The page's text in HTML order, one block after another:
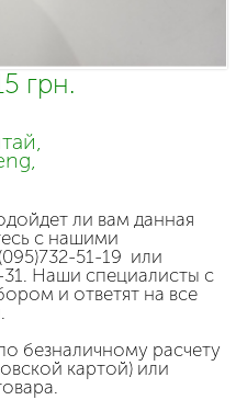
грн.
ли вам данная
с нашими
51-19 или
Наши специалисты с
и ответят на все
безналичному расчету
картой) или